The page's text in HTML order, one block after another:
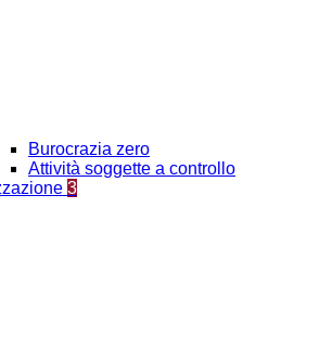
Burocrazia zero
Attività soggette a controllo
3